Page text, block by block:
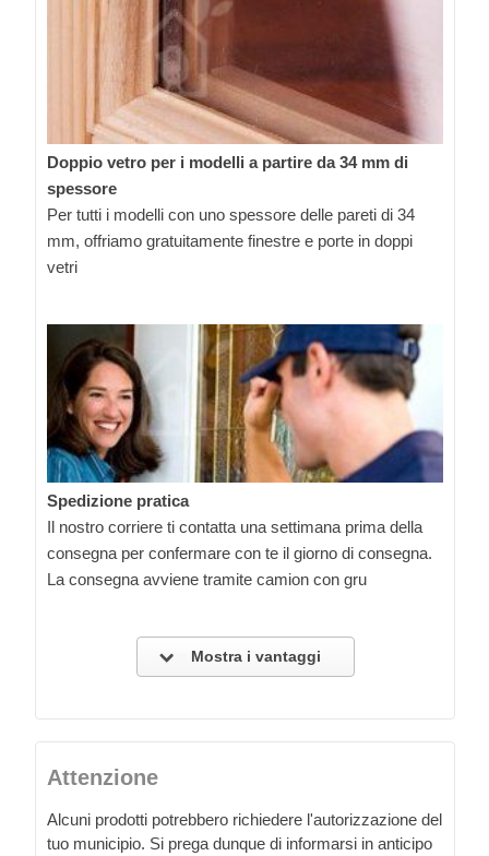
Doppio vetro per i modelli a partire da 34 mm di
spessore
Per tutti i modelli con uno spessore delle pareti di 34
mm, offriamo gratuitamente finestre e porte in doppi
vetri
Spedizione pratica
Il nostro corriere ti contatta una settimana prima della
consegna per confermare con te il giorno di consegna.
La consegna avviene tramite camion con gru
Mostra i vantaggi
Attenzione
Alcuni prodotti potrebbero richiedere l'autorizzazione del
tuo municipio. Si prega dunque di informarsi in anticipo